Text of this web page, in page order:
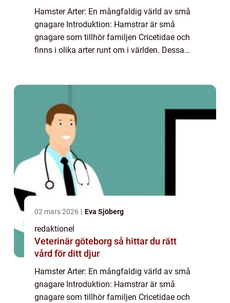
Hamster Arter: En mångfaldig värld av små
gnagare Introduktion: Hamstrar är små
gnagare som tillhör familjen Cricetidae och
finns i olika arter runt om i världen. Dessa
02 mars 2026 Eva Sjöberg
redaktionel
Veterinär göteborg så hittar du rätt
vård för ditt djur
Hamster Arter: En mångfaldig värld av små
gnagare Introduktion: Hamstrar är små
gnagare som tillhör familjen Cricetidae och